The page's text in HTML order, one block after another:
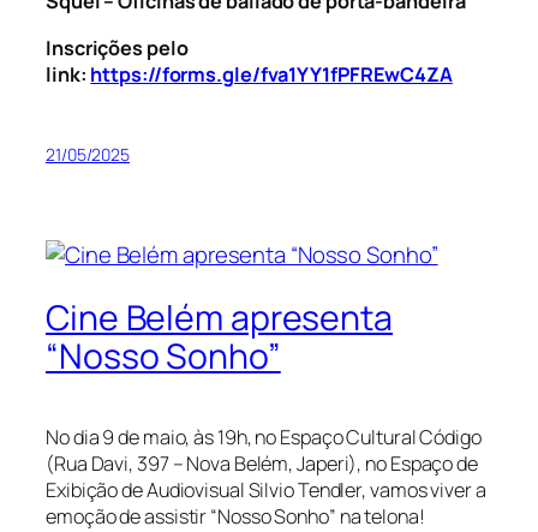
Inscrições pelo
link: https://forms.gle/fva1YY1fPFREwC4ZA
21/05/2025
Cine Belém apresenta
“Nosso Sonho”
No dia 9 de maio, às 19h, no Espaço Cultural Código
(Rua Davi, 397 – Nova Belém, Japeri), no Espaço de
Exibição de Audiovisual Silvio Tendler, vamos viver a
emoção de assistir “Nosso Sonho” na telona!